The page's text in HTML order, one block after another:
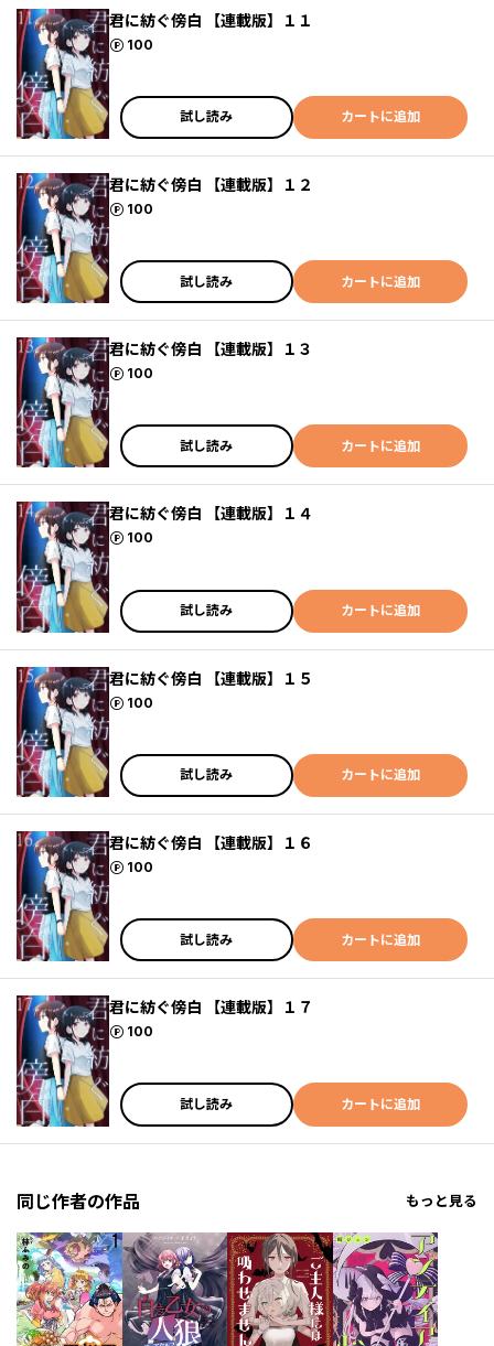
君に紡ぐ傍白 【連載版】１１
100
ポイント
試し読み カートに追加
君に紡ぐ傍白 【連載版】１２
100
ポイント
試し読み カートに追加
君に紡ぐ傍白 【連載版】１３
100
ポイント
試し読み カートに追加
君に紡ぐ傍白 【連載版】１４
100
ポイント
試し読み カートに追加
君に紡ぐ傍白 【連載版】１５
100
ポイント
試し読み カートに追加
君に紡ぐ傍白 【連載版】１６
100
ポイント
試し読み カートに追加
君に紡ぐ傍白 【連載版】１７
100
ポイント
試し読み カートに追加
同じ作者の作品 もっと見る